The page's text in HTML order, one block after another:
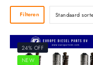
Filteren
24% OFF
NEW